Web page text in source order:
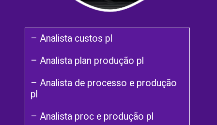
– Analista custos pl
– Analista plan produção pl
– Analista de processo e produção
pl
– Analista proc e produção pl